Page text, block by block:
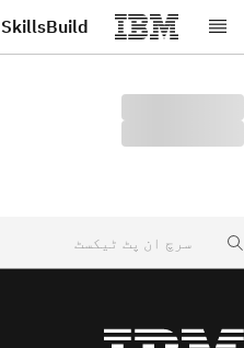
اصلی مواد پر جائیںSkillsBuild
Search